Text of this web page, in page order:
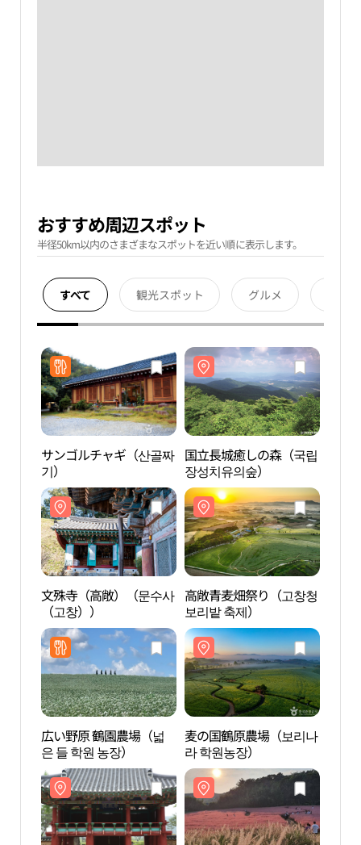
おすすめ周辺スポット
半径50km以内のさまざまなスポットを近い順に表示します。
すべて 観光スポット グルメ
サンゴルチャギ（산골짜
기）
国立長城癒しの森（국립
장성치유의숲）
文殊寺（高敞）（문수사
（고창））
高敞青麦畑祭り（고창청
보리밭 축제）
広い野原 鶴園農場（넓
은 들 학원 농장）
麦の国鶴原農場（보리나
라 학원농장）